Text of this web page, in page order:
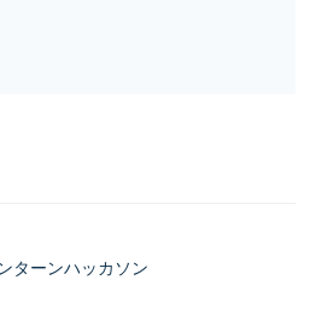
ターンハッカソン